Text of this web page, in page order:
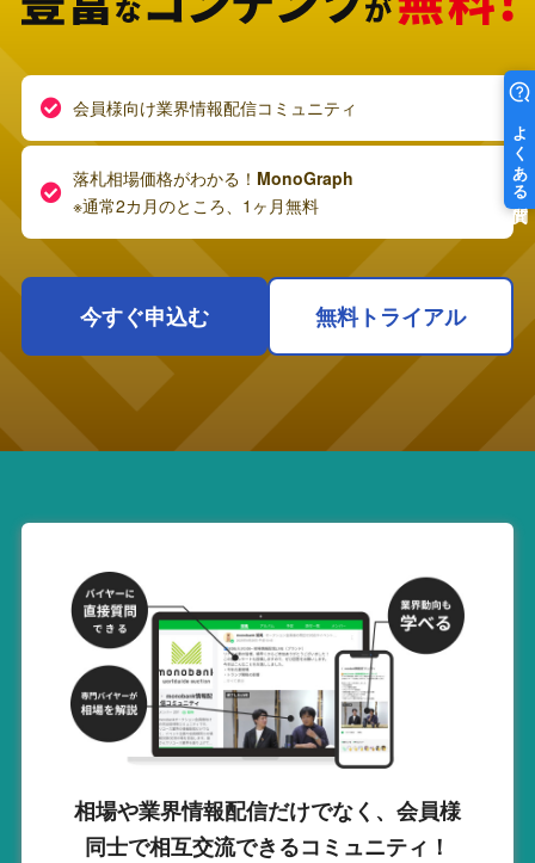
会員様向け業界情報配信コミュニティ
落札相場価格がわかる！ MonoGraph
※通常2カ月のところ、1ヶ月無料
今すぐ申込む 無料トライアル
相場や業界情報配信だけでなく、会員様
同士で相互交流できるコミュニティ！